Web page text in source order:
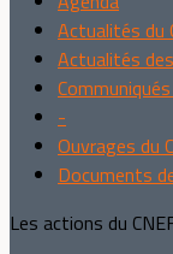
Actualités du
Actualités
-
Ouvrages du
Documents
Les actions du